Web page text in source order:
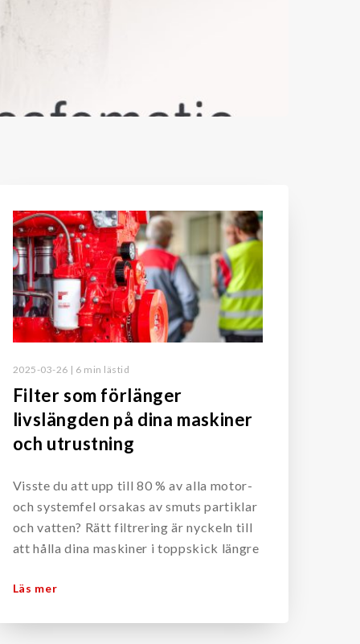
2025-03-26 | 6 min lästid
Filter som förlänger
livslängden på dina maskiner
och utrustning
Visste du att upp till 80 % av alla motor-
och systemfel orsakas av smuts partiklar
och vatten? Rätt filtrering är nyckeln till
att hålla dina maskiner i toppskick längre
Läs mer